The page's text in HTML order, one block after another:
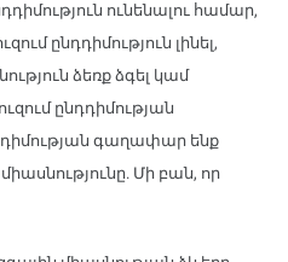
ունենալու համար,
ընդդիմություն լինել,
ձեռք ձգել կամ
ընդդիմության
գաղափար ենք
Մի բան, որ